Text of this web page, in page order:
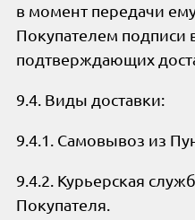
в момент передачи
Покупателем подписи
подтверждающих
9.4. Виды доставки:
9.4.1. Самовывоз из
9.4.2. Курьерская
Покупателя.